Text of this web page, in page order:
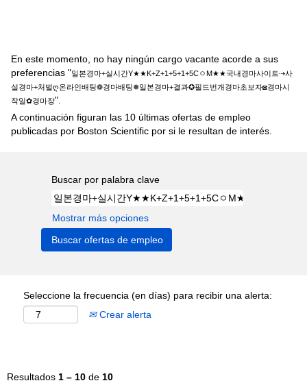
En este momento, no hay ningún cargo vacante acorde a sus
preferencias "일본경마+실시간Y★★K+Z+1+5+1+5CㅇM★★국내경마사이트⇢사
설경마+처벌ღ온라인배팅❁경마배팅❅일본경마+결과✪필드번개경마초보자◙경마시
작일✿경마장".
A continuación figuran las 10 últimas ofertas de empleo
publicadas por Boston Scientific por si le resultan de interés.
Buscar por palabra clave
Mostrar más opciones
Seleccione la frecuencia (en días) para recibir una alerta:
Crear alerta
Resultados 1 – 10 de 10